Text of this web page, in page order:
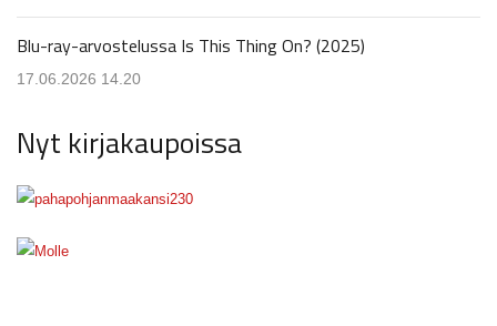
Blu-ray-arvostelussa Is This Thing On? (2025)
17.06.2026 14.20
Nyt kirjakaupoissa